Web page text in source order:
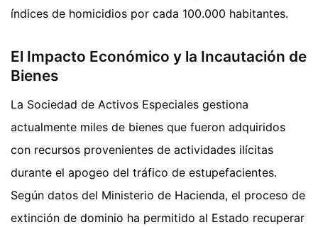
índices de homicidios por cada 100.000 habitantes.
El Impacto Económico y la Incautación de
Bienes
La Sociedad de Activos Especiales gestiona
actualmente miles de bienes que fueron adquiridos
con recursos provenientes de actividades ilícitas
durante el apogeo del tráfico de estupefacientes.
Según datos del Ministerio de Hacienda, el proceso de
extinción de dominio ha permitido al Estado recuperar